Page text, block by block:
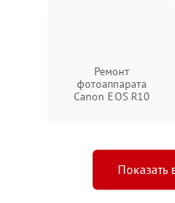
Ремонт
фотоаппарата
Canon EOS R10
Показать